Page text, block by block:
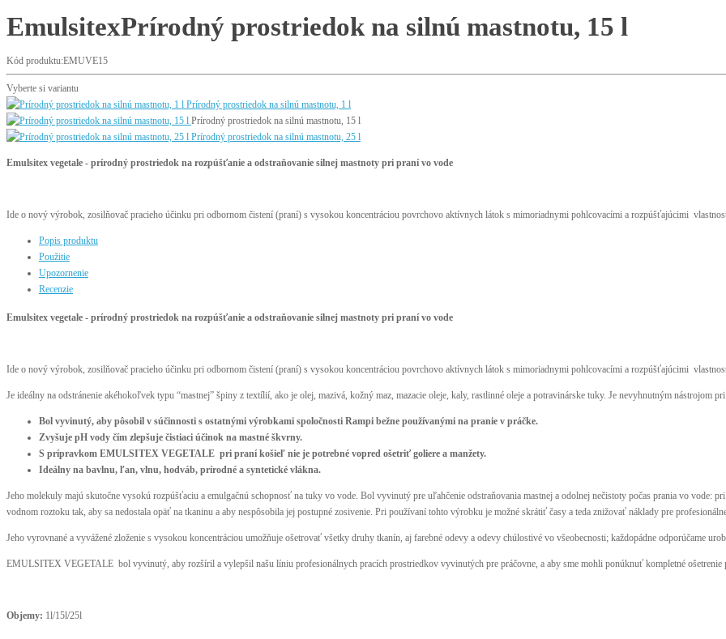
EmulsitexPrírodný prostriedok na silnú mastnotu, 15 l
Kód produktu:EMUVE15
Vyberte si variantu
Prírodný prostriedok na silnú mastnotu, 1 l
Prírodný prostriedok na silnú mastnotu, 15 l
Prírodný prostriedok na silnú mastnotu, 25 l
Emulsitex vegetale - prírodný prostriedok na rozpúšťanie a odstraňovanie silnej mastnoty pri praní vo vode
Ide o nový výrobok, zosilňovač pracieho účinku pri odbornom čistení (praní) s vysokou koncentráciou povrchovo aktívnych látok s mimoriadnymi pohlcovacími a rozpúšťajúcimi
Popis produktu
Použitie
Upozornenie
Recenzie
Emulsitex vegetale - prírodný prostriedok na rozpúšťanie a odstraňovanie silnej mastnoty pri praní vo vode
Ide o nový výrobok, zosilňovač pracieho účinku pri odbornom čistení (praní) s vysokou koncentráciou povrchovo aktívnych látok s mimoriadnymi pohlcovacími a rozpúšťajúcimi
Je ideálny na odstránenie akéhokoľvek typu “mastnej” špiny z textílií, ako je olej, mazivá, kožný maz, mazacie oleje, kaly, rastlinné oleje a potravinárske tuky. Je nevyhnutným
Bol vyvinutý, aby pôsobil v súčinnosti s ostatnými výrobkami spoločnosti Rampi bežne používanými na pranie v práčke.
Zvyšuje pH vody čím zlepšuje čistiaci účinok na mastné škvrny.
S prípravkom EMULSITEX VEGETALE pri praní košieľ nie je potrebné vopred ošetriť goliere a manžety.
Ideálny na bavlnu, ľan, vlnu, hodváb, prírodné a syntetické vlákna.
Jeho molekuly majú skutočne vysokú rozpúšťaciu a emulgačnú schopnosť na tuky vo vode. Bol vyvinutý pre uľahčenie odstraňovania mastnej a odolnej nečistoty počas prania vo
vodnom roztoku tak, aby sa nedostala opäť na tkaninu a aby nespôsobila jej postupné zosivenie. Pri používaní tohto výrobku je možné skrátiť časy a teda znižovať náklady pre
Jeho vyrovnané a vyvážené zloženie s vysokou koncentráciou umožňuje ošetrovať všetky druhy tkanín, aj farebné odevy a odevy chúlostivé vo všeobecnosti; každopádne odporúčame
EMULSITEX VEGETALE bol vyvinutý, aby rozšíril a vylepšil našu líniu profesionálnych pracích prostriedkov vyvinutých pre práčovne, a aby sme mohli ponúknuť kompletné ošetrenie
Objemy: 1l/15l/25l